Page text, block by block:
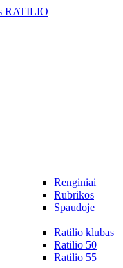
Renginiai
Rubrikos
Spaudoje
Ratilio klubas
Ratilio 50
Ratilio 55